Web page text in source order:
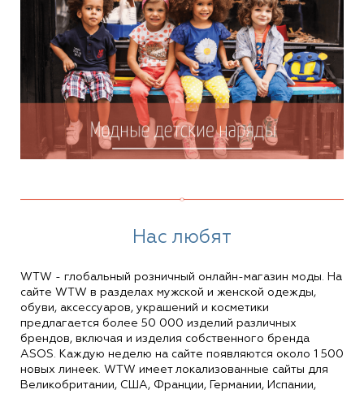
Нас любят
WTW - глобальный розничный онлайн‑магазин моды. На
сайте WTW в разделах мужской и женской одежды,
обуви, аксессуаров, украшений и косметики
предлагается более 50 000 изделий различных
брендов, включая и изделия собственного бренда
ASOS. Каждую неделю на сайте появляются около 1 500
новых линеек. WTW имеет локализованные сайты для
Великобритании, США, Франции, Германии, Испании,